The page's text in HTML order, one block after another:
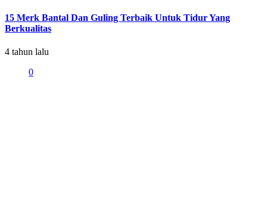
15 Merk Bantal Dan Guling Terbaik Untuk Tidur Yang
Berkualitas
4 tahun lalu
0